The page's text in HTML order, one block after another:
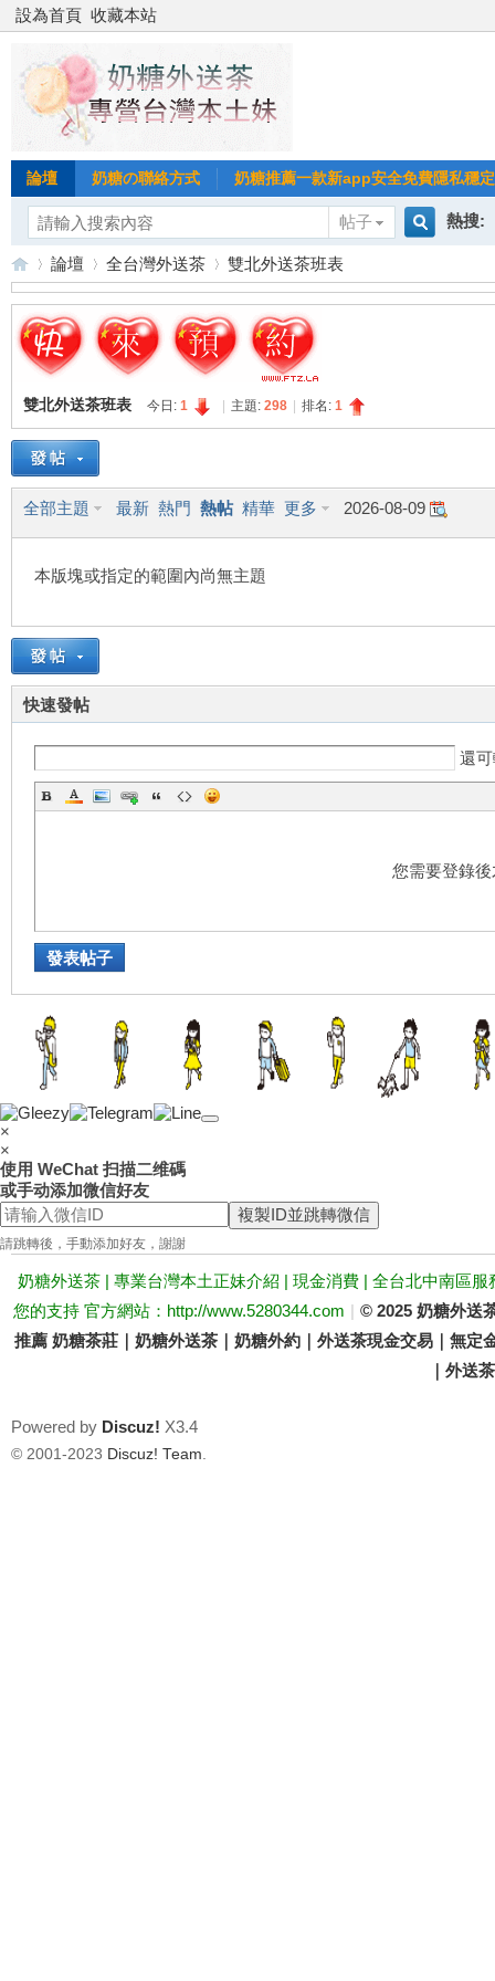
設為首頁 收藏本站
論壇 奶糖の聯絡方式 奶糖推薦一款新app安全免費隱私穩
帖子
熱搜:
台
茶
論
»
論壇 全台灣外送茶
›
雙北外送茶班表
雙北外送茶班表 今日: 1 主題: 298 排名: 1
全部主題 最新 熱門 熱帖 精華 更多 2026-08-09
本版塊或指定的範圍內尚無主題
快速發帖
還
您需要登錄
發表帖子
×
×
使用 WeChat 扫描二维碼
或手动添加微信好友
複製ID並跳轉微信
請跳轉後，手動添加好友，謝謝
奶糖外送茶 | 專業台灣本土正妹介紹 | 現金消費 | 全台北中南區
您的支持 官方網站：http://www.5280344.com | © 2025 奶糖外送
推薦 奶糖茶莊｜奶糖外送茶｜奶糖外約｜外送茶現金交易｜無
｜外送
Powered by Discuz! X3.4
© 2001-2023 Discuz! Team.